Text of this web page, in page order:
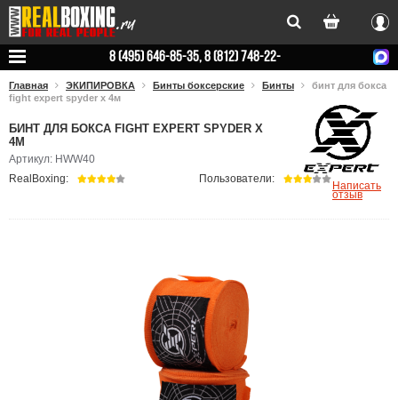
Вход
8 (495) 646-85-35, 8 (812) 748-22-
78
Главная ЭКИПИРОВКА Бинты боксерские Бинты
бинт для бокса
fight expert spyder x 4м
БИНТ ДЛЯ БОКСА FIGHT EXPERT SPYDER X
4М
Артикул: HWW40
RealBoxing: Пользователи:
Написать
отзыв